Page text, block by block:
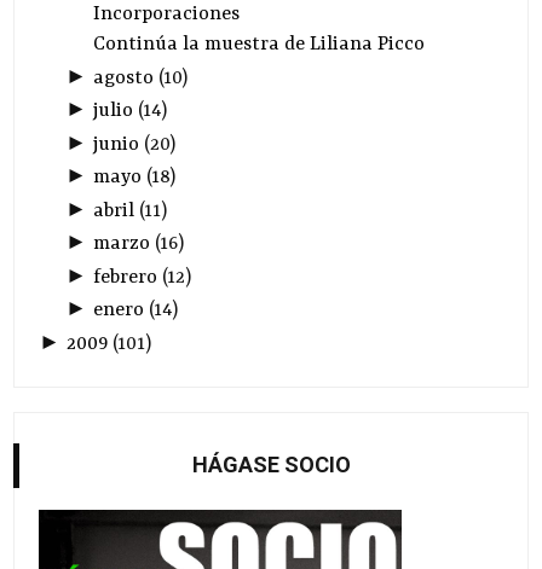
Incorporaciones
Continúa la muestra de Liliana Picco
► agosto (10)
► julio (14)
► junio (20)
► mayo (18)
► abril(11)
► marzo (16)
► febrero (12)
► enero (14)
► 2009 (101)
HÁGASE SOCIO